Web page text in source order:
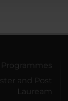
Programmes
and Post
Lauream